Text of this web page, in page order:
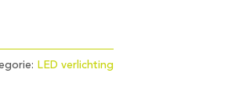
LED verlichting